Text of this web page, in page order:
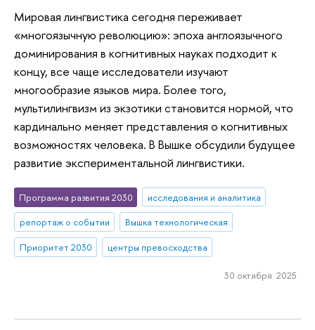
Мировая лингвистика сегодня переживает
«многоязычную революцию»: эпоха англоязычного
доминирования в когнитивных науках подходит к
концу, все чаще исследователи изучают
многообразие языков мира. Более того,
мультилингвизм из экзотики становится нормой, что
кардинально меняет представления о когнитивных
возможностях человека. В Вышке обсудили будущее
развитие экспериментальной лингвистики.
Программа развития 2030
исследования и аналитика
репортаж о событии
Вышка технологическая
Приоритет 2030
центры превосходства
30 октября 2025